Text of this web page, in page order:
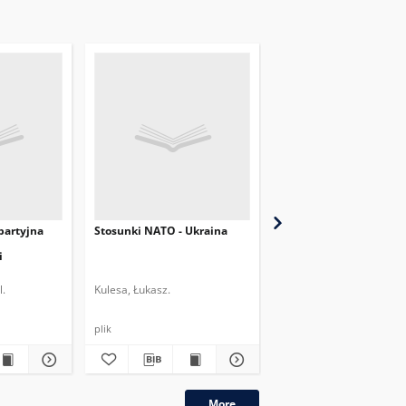
Stosunki NATO - Ukraina
Kulesa, Łukasz.
plik